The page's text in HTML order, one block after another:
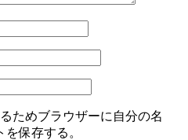
ためブラウザーに自分の名
保存する。